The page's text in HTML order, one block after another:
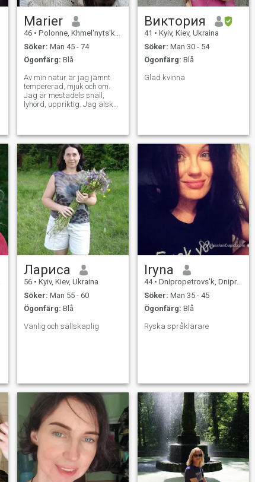
Marier
46 • Polonne, Khmel'nyts'kyy, Ukraina
Söker: Man 45 - 74
Ögonfärg: Blå
Av min natur är jag jämnt
tempererad, mjuk och öm.
Jag är mestadels snäll,
lyhörd, uppriktig. Jag älskar
Виктория
41 • Kyiv, Kiev, Ukraina
Söker: Man 30 - 54
Ögonfärg: Blå
Glad kvinna
Лариса
56 • Kyiv, Kiev, Ukraina
Söker: Man 55 - 60
Ögonfärg: Blå
Vänlig och sällskaplig
Iryna
44 • Dnipropetrovs'k, Dnipropetrovs'k, Ukraina
Söker: Man 35 - 45
Ögonfärg: Blå
Ryska språklärare